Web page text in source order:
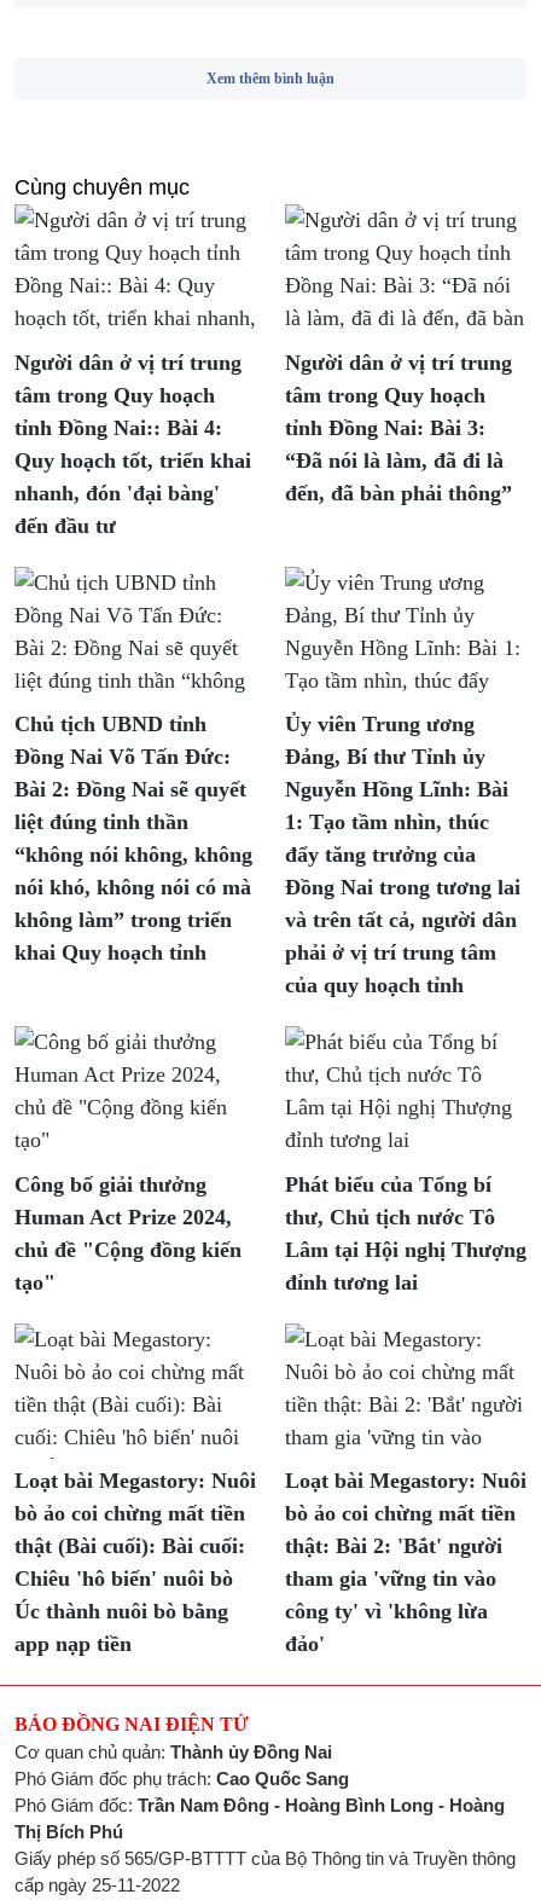
Xem thêm bình luận
Cùng chuyên mục
Người dân ở vị trí trung
tâm trong Quy hoạch
tỉnh Đồng Nai:: Bài 4:
Quy hoạch tốt, triển khai
nhanh, đón 'đại bàng'
đến đầu tư
Người dân ở vị trí trung
tâm trong Quy hoạch
tỉnh Đồng Nai: Bài 3:
“Đã nói là làm, đã đi là
đến, đã bàn phải thông”
Chủ tịch UBND tỉnh
Đồng Nai Võ Tấn Đức:
Bài 2: Đồng Nai sẽ quyết
liệt đúng tinh thần
“không nói không, không
nói khó, không nói có mà
không làm” trong triển
khai Quy hoạch tỉnh
Ủy viên Trung ương
Đảng, Bí thư Tỉnh ủy
Nguyễn Hồng Lĩnh: Bài
1: Tạo tầm nhìn, thúc
đẩy tăng trưởng của
Đồng Nai trong tương lai
và trên tất cả, người dân
phải ở vị trí trung tâm
của quy hoạch tỉnh
Công bố giải thưởng
Human Act Prize 2024,
chủ đề "Cộng đồng kiến
tạo"
Phát biểu của Tổng bí
thư, Chủ tịch nước Tô
Lâm tại Hội nghị Thượng
đỉnh tương lai
Loạt bài Megastory: Nuôi
bò ảo coi chừng mất tiền
thật (Bài cuối): Bài cuối:
Chiêu 'hô biến' nuôi bò
Úc thành nuôi bò bằng
app nạp tiền
Loạt bài Megastory: Nuôi
bò ảo coi chừng mất tiền
thật: Bài 2: 'Bắt' người
tham gia 'vững tin vào
công ty' vì 'không lừa
đảo'
BÁO ĐỒNG NAI ĐIỆN TỬ
Cơ quan chủ quản: Thành ủy Đồng Nai
Phó Giám đốc phụ trách: Cao Quốc Sang
Phó Giám đốc: Trần Nam Đông - Hoàng Bình Long - Hoàng
Thị Bích Phú
Giấy phép số 565/GP-BTTTT của Bộ Thông tin và Truyền thông
cấp ngày 25-11-2022